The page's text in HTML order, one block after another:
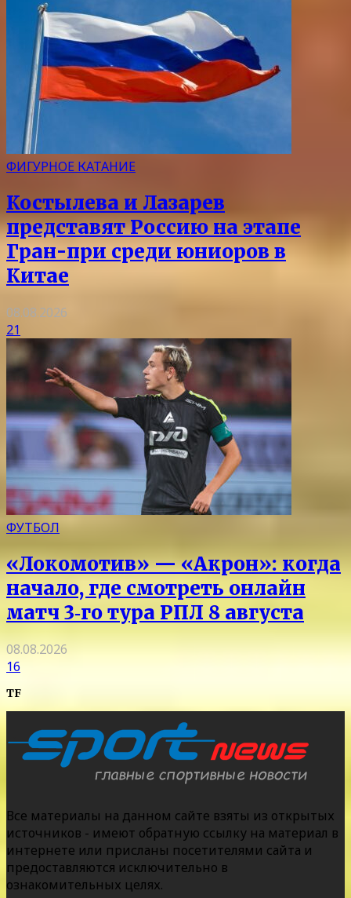
ФИГУРНОЕ КАТАНИЕ
Костылева и Лазарев
представят Россию на этапе
Гран-при среди юниоров в
Китае
08.08.2026
21
ФУТБОЛ
«Локомотив» — «Акрон»: когда
начало, где смотреть онлайн
матч 3‑го тура РПЛ 8 августа
08.08.2026
16
TF
Все материалы на данном сайте взяты из открытых
источников - имеют обратную ссылку на материал в
интернете или присланы посетителями сайта и
предоставляются исключительно в
ознакомительных целях.